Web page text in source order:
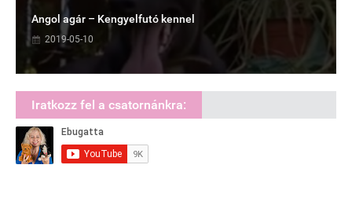
Angol agár – Kengyelfutó kennel
2019-05-10
Iratkozz fel a csatornánkra: